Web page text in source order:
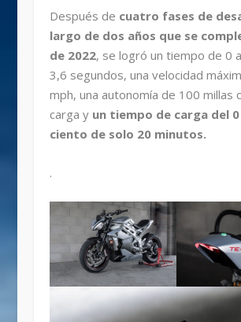
Después de cuatro fases de
largo de dos años que se
de 2022, se logró un tiempo de 0
3,6 segundos, una velocidad
mph, una autonomía de 100 millas
carga y un tiempo de carga del
ciento de solo 20 minutos.
.